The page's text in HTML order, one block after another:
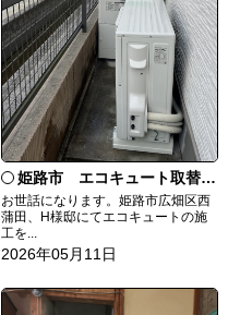
姫路市 エコキュート取替工事
お世話になります。姫路市広畑区西
蒲田、H様邸にてエコキュートの施
工を...
2026年05月11日